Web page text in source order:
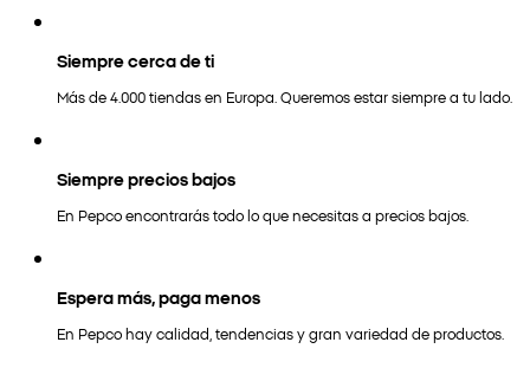
Siempre cerca de ti
Más de 4.000 tiendas en Europa. Queremos estar siempre a tu lado.
Siempre precios bajos
En Pepco encontrarás todo lo que necesitas a precios bajos.
Espera más, paga menos
En Pepco hay calidad, tendencias y gran variedad de productos.